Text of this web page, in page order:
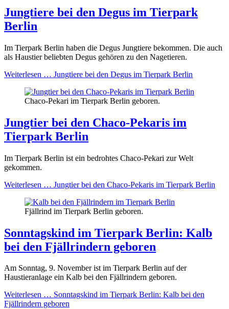
Jungtiere bei den Degus im Tierpark
Berlin
Im Tierpark Berlin haben die Degus Jungtiere bekommen. Die auch
als Haustier beliebten Degus gehören zu den Nagetieren.
Weiterlesen … Jungtiere bei den Degus im Tierpark Berlin
Chaco-Pekari im Tierpark Berlin geboren.
Jungtier bei den Chaco-Pekaris im
Tierpark Berlin
Im Tierpark Berlin ist ein bedrohtes Chaco-Pekari zur Welt
gekommen.
Weiterlesen … Jungtier bei den Chaco-Pekaris im Tierpark Berlin
Fjällrind im Tierpark Berlin geboren.
Sonntagskind im Tierpark Berlin: Kalb
bei den Fjällrindern geboren
Am Sonntag, 9. November ist im Tierpark Berlin auf der
Haustieranlage ein Kalb bei den Fjällrindern geboren.
Weiterlesen … Sonntagskind im Tierpark Berlin: Kalb bei den
Fjällrindern geboren